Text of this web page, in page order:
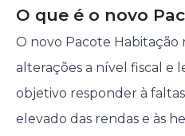
O que é o novo
O novo Pacote
alterações a nível fiscal e
objetivo responder à faltas
elevado das rendas e às